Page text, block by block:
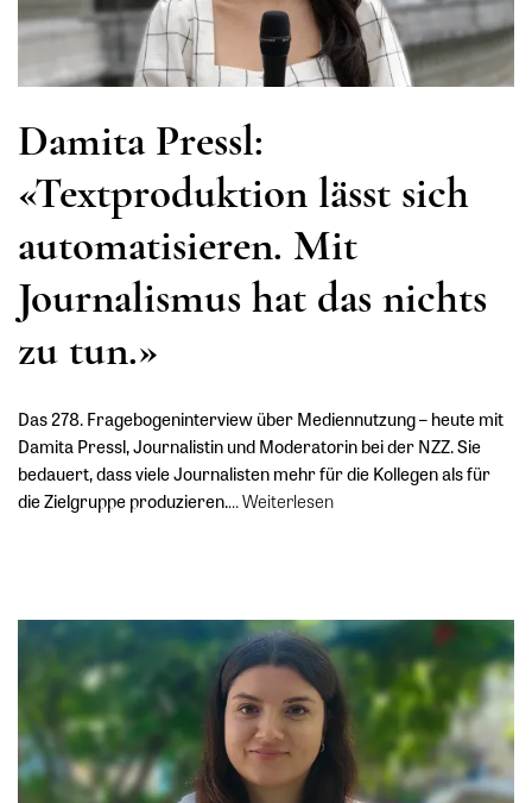
Damita Pressl:
«Textproduktion lässt sich
automatisieren. Mit
Journalismus hat das nichts
zu tun.»
Das 278. Fragebogeninterview über Mediennutzung – heute mit
Damita Pressl, Journalistin und Moderatorin bei der NZZ. Sie
bedauert, dass viele Journalisten mehr für die Kollegen als für
die Zielgruppe produzieren.…Weiterlesen